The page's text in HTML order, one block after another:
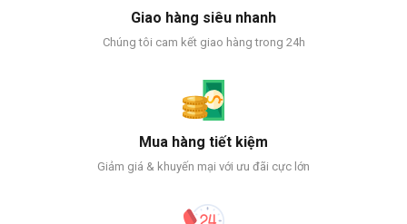
Giao hàng siêu nhanh
Chúng tôi cam kết giao hàng trong 24h
Mua hàng tiết kiệm
Giảm giá & khuyến mại với ưu đãi cực lớn